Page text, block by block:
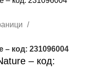
– код: 231096004
– код: